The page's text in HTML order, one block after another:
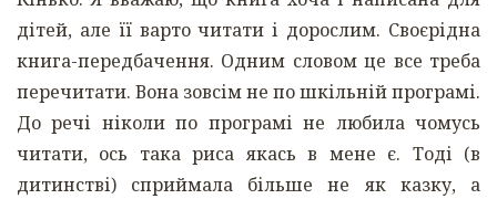
дітей, але її варто читати і дорослим. Своєрідна
книга-передбачення. Одним словом це все треба
перечитати. Вона зовсім не по шкільній програмі.
До речі ніколи по програмі не любила чомусь
читати, ось така риса якась в мене є. Тоді (в
дитинстві) сприймала більше не як казку, а